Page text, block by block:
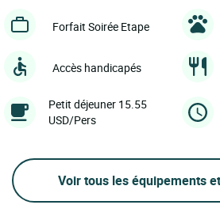
Forfait Soirée Etape
Accès handicapés
Petit déjeuner 15.55
USD/Pers
Voir tous les équipements